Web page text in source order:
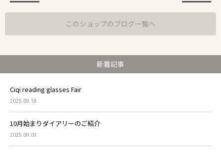
このショップのブログ一覧へ
新着記事
Ciqi reading glasses Fair
2025.09.18
10月始まりダイアリーのご紹介
2025.09.03